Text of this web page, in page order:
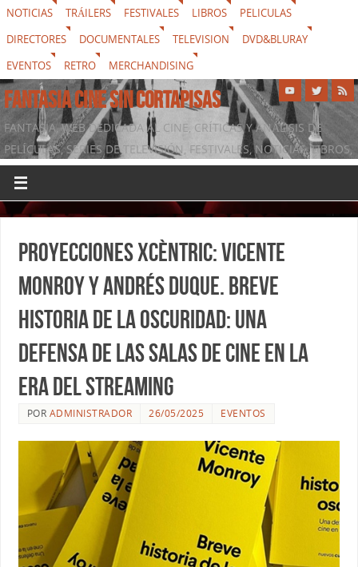
NOTICIAS TRÁILERS FESTIVALES LIBROS
PELICULAS
DIRECTORES
DOCUMENTALES TELEVISION
DVD&BLURAY
EVENTOS
RETRO MERCHANDISING
FANTASIA CINE SIN CORTAPISAS
FANTASIA, WEB DEDICADA AL CINE, CRÍTICAS Y ANÁLISIS DE
PELÍCULAS, SERIES DE TELEVISIÓN, FESTIVALES, NOTICIAS, LIBROS,
DVD & BLURAY, MERCHANDISING Y TODO LO QUE RODEA AL
SÉPTIMO ARTE
Proyecciones Xcèntric: Vicente
Monroy y Andrés Duque. Breve
historia de la oscuridad: Una
defensa de las salas de cine en la
era del streaming
POR ADMINISTRADOR 26/05/2025 EVENTOS